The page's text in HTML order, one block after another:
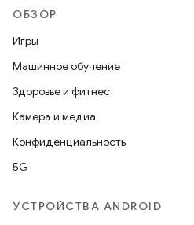
ОБЗОР
Игры
Машинное обучение
Здоровье и фитнес
Камера и медиа
Конфиденциальность
5G
УСТРОЙСТВА ANDROID